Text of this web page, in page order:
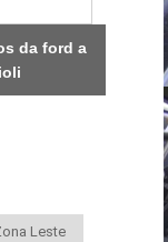
da ford a
Leste